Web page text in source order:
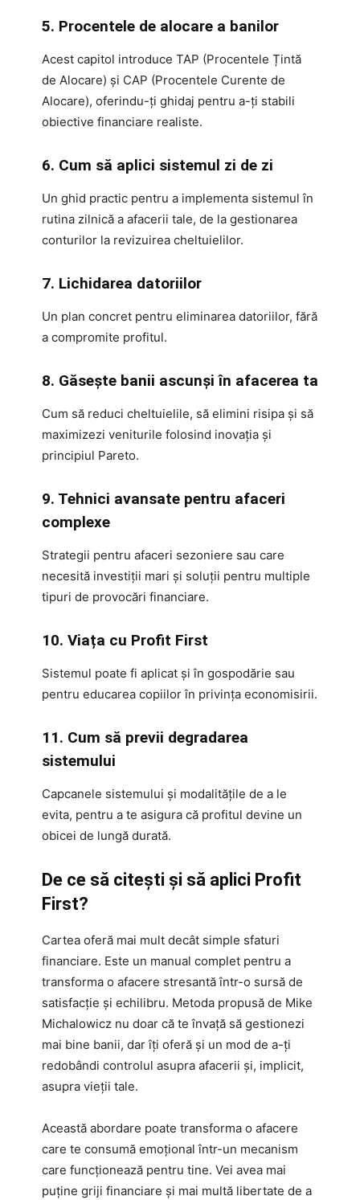
5. Procentele de alocare a banilor
Acest capitol introduce TAP (Procentele Țintă
de Alocare) și CAP (Procentele Curente de
Alocare), oferindu-ți ghidaj pentru a-ți stabili
obiective financiare realiste.
6. Cum să aplici sistemul zi de zi
Un ghid practic pentru a implementa sistemul în
rutina zilnică a afacerii tale, de la gestionarea
conturilor la revizuirea cheltuielilor.
7. Lichidarea datoriilor
Un plan concret pentru eliminarea datoriilor, fără
a compromite profitul.
8. Găsește banii ascunși în afacerea ta
Cum să reduci cheltuielile, să elimini risipa și să
maximizezi veniturile folosind inovația și
principiul Pareto.
9. Tehnici avansate pentru afaceri
complexe
Strategii pentru afaceri sezoniere sau care
necesită investiții mari și soluții pentru multiple
tipuri de provocări financiare.
10. Viața cu Profit First
Sistemul poate fi aplicat și în gospodărie sau
pentru educarea copiilor în privința economisirii.
11. Cum să previi degradarea
sistemului
Capcanele sistemului și modalitățile de a le
evita, pentru a te asigura că profitul devine un
obicei de lungă durată.
De ce să citești și să aplici Profit
First?
Cartea oferă mai mult decât simple sfaturi
financiare. Este un manual complet pentru a
transforma o afacere stresantă într-o sursă de
satisfacție și echilibru. Metoda propusă de Mike
Michalowicz nu doar că te învață să gestionezi
mai bine banii, dar îți oferă și un mod de a-ți
redobândi controlul asupra afacerii și, implicit,
asupra vieții tale.
Această abordare poate transforma o afacere
care te consumă emoțional într-un mecanism
care funcționează pentru tine. Vei avea mai
puține griji financiare și mai multă libertate de a